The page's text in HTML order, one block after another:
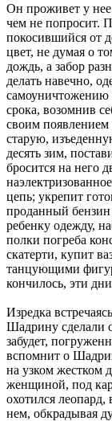
Он проживет у нее
чем не попросит.
покосившийся от
цвет, не думая о
дождь, а забор
делать навечно,
самоуничтожению
срока, возомнив
своим появлением
старую,
десять зим,
бросится на него
цепь; укрепит
проданный
ребенку одежду,
полки погреба
скатерти, купит
танцующими
кончилось, эти
Изредка
Шадрину сделали
забудет,
вспомнит о
на узком жестком
женщиной, под
охотился леопард,
нем, обкрадывая